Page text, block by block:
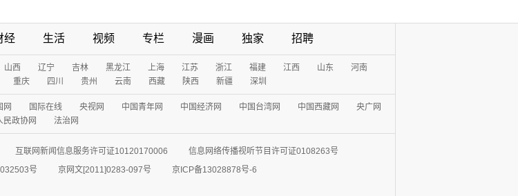
经 生活 视频 专栏 漫画 独家 招聘
山西 辽宁 吉林 黑龙江 上海 江苏 浙江 福建 江西 山东
河南
重庆 四川 贵州 云南 西藏 陕西 新疆 深圳
网 国际在线 央视网 中国青年网 中国经济网 中国台湾网 中国西藏网
央广网
民政协网 法治网
互联网新闻信息服务许可证10120170006
信息网络传播视听节目许可证0108263号
号
京网文[2011]0283-097号 京ICP备13028878号-6